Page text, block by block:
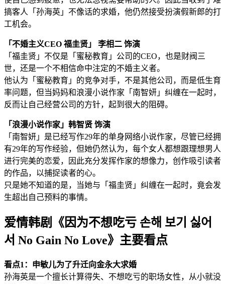
搞客人「孙海英」不像话的求婚，他仍然接受扮演假新郎的打
工机会。
「不婚主义CEO 福圭贤」 李相二 饰演
「福圭贤」不仅是「蜜秘教育」公司的CEO，也是财阀三
世，还是一个不相信命中注定的不婚主义者。
他认为「蜜秘教育」的竞争对手，不是其他公司，而是低生育
率问题，但当妈妈和浪漫小说作家「南智妍」纠缠在一起时，
反而让自己经营公司的方针，起到很大的阻碍。
「浪漫小说作家」韩智贤 饰演
「南智妍」是已经写作29年的单身网络小说作家，尽管已经拥
有29年的写作经验，但她仍然认为，每个女人都想跟理想男人
进行完美的恋爱，因此充分发挥作家的想像力，创作吸引读者
的作品，以捕捉读者的心。
只是她不知道的是，当她与「福圭贤」纠缠在一起时，竟会发
生超出自己预料的事情。
爱情韩剧《因为不想吃亏 손해 보기 싫어
서 No Gain No Love》主要看点
看点1：申敏儿为了升迁向金永大求婚
孙海英是一个擅长计算得失、不想吃亏的职场女性，从小就没